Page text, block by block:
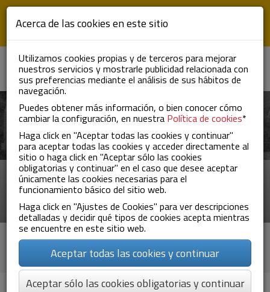
Pasar al contenido principal
EN FR
Nuestra compañía marca la
el transporte por la diversidad
sectores que somos capaces de
Vía Augusta
Acerca de las cookies en este sitio
Utilizamos cookies propias y de terceros para mejorar
nuestros servicios y mostrarle publicidad relacionada con
sus preferencias mediante el análisis de sus hábitos de
navegación.
Puedes obtener más información, o bien conocer cómo
cambiar la configuración, en nuestra Política de cookies*
Haga click en "Aceptar todas las cookies y continuar"
para aceptar todas las cookies y acceder directamente al
sitio o haga click en "Aceptar sólo las cookies
obligatorias y continuar" en el caso que desee aceptar
únicamente las cookies necesarias para el
funcionamiento básico del sitio web.
Haga click en "Ajustes de Cookies" para ver descripciones
detalladas y decidir qué tipos de cookies acepta mientras
se encuentre en este sitio web.
Aceptar todas las cookies y continuar
Aceptar sólo las cookies obligatorias y continuar